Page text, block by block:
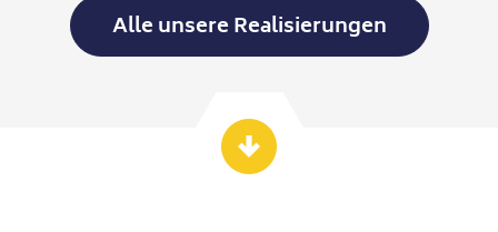
Alle unsere Realisierungen